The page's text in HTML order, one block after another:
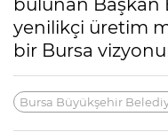
yenilikçi üretim
bir Bursa
Bursa Büyükşehir